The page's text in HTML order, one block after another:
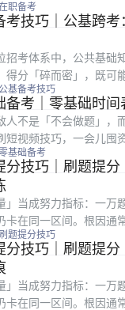
章。很多上班族不是不
午休，结果学得浅、忘
职备考
考技巧｜公基跨考
招考体系中，公共基础
得分「碎而密」，既可
能与行政职业能力测验
量粉笔题库真题，却仍
公基备考技巧
备考｜零基础时间
人不是「不会做题」，
短视频技巧，一会儿囤
第一次接触公务员考试
我缺什么」三件事搞清
基础备考
分技巧｜刷题提分
」当成努力指标：一万
在同一区间。根因通
」的闭环。真正有效的
：我为什么对、我为什
题提分技巧
分技巧｜刷题提分
」当成努力指标：一万
在同一区间。根因通